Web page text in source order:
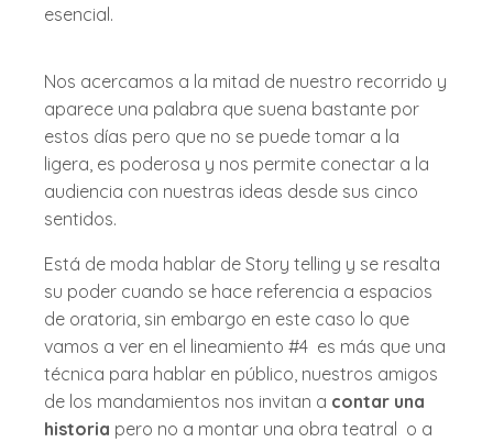
esencial.
Nos acercamos a la mitad de nuestro recorrido y
aparece una palabra que suena bastante por
estos días pero que no se puede tomar a la
ligera, es poderosa y nos permite conectar a la
audiencia con nuestras ideas desde sus cinco
sentidos.
Está de moda hablar de Story telling y se resalta
su poder cuando se hace referencia a espacios
de oratoria, sin embargo en este caso lo que
vamos a ver en el lineamiento #4 es más que una
técnica para hablar en público, nuestros amigos
de los mandamientos nos invitan a contar una
historia pero no a montar una obra teatral o a